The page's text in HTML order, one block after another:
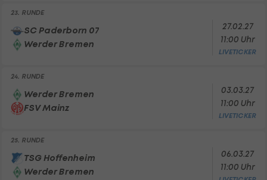
23. RUNDE
SC Paderborn 07
Werder Bremen
27.02.27
11:00 Uhr
LIVETICKER
24. RUNDE
Werder Bremen
FSV Mainz
03.03.27
11:00 Uhr
LIVETICKER
25. RUNDE
TSG Hoffenheim
Werder Bremen
06.03.27
11:00 Uhr